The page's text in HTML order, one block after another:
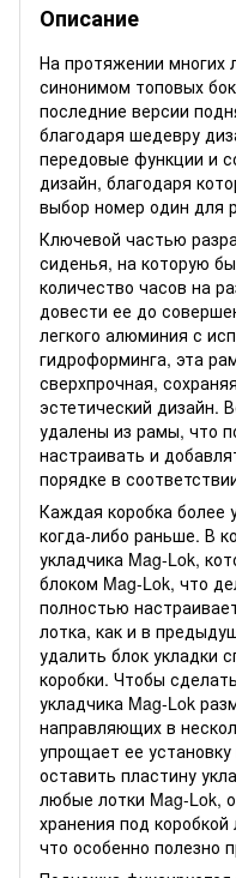
Описание
На протяжении многих
синонимом топовых
последние версии
благодаря шедевру
передовые функции и
дизайн, благодаря
выбор номер один для
Ключевой частью
сиденья, на которую
количество часов на
довести ее до
легкого алюминия с
гидроформинга, эта
сверхпрочная,
эстетический дизайн.
удалены из рамы, что
настраивать и
порядке в
Каждая коробка более
когда-либо раньше. В
укладчика Mag-Lok,
блоком Mag-Lok, что
полностью
лотка, как и в
удалить блок укладки
коробки. Чтобы
укладчика Mag-Lok
направляющих в
упрощает ее
оставить пластину
любые лотки Mag-Lok,
хранения под
что особенно полезно